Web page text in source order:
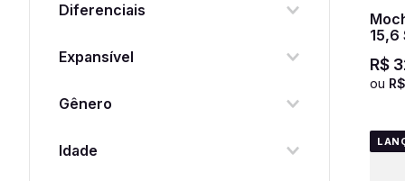
Diferenciais
Alça de Costas Espumadas e
Alça de Mão Espumada
Expansível
Gênero
Idade
15,6
Azul
R$
ou R$